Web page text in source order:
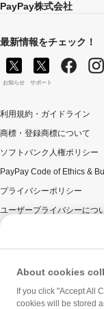
PayPay株式会社
最新情報をチェック！
お知らせ サポート
利用規約・ガイドライン
商標・登録商標について
ソフトバンク人権ポリシー
PayPay Code of Ethics &
プライバシーポリシー
ユーザープライバシーにつ
ウェブサイト利用規約
反社会的勢力に対する方針
勧誘方針
マネロン等基本方針
About cookies
If you click "Accept All
cookies will be stored